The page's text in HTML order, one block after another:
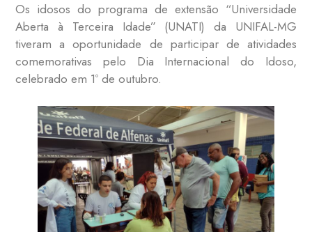
Os idosos do programa de extensão “Universidade
Aberta à Terceira Idade” (UNATI) da UNIFAL-MG
tiveram a oportunidade de participar de atividades
comemorativas pelo Dia Internacional do Idoso,
celebrado em 1º de outubro.